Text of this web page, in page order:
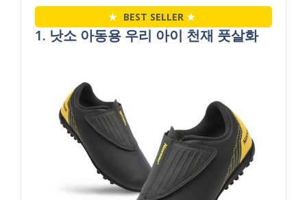
★ BEST SELLER ★
1. 낫소 아동용 우리 아이 천재 풋살화